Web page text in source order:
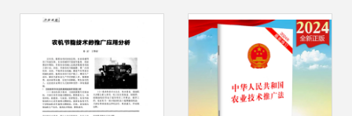
济创新发展 沿，共绘产业技术
新蓝图